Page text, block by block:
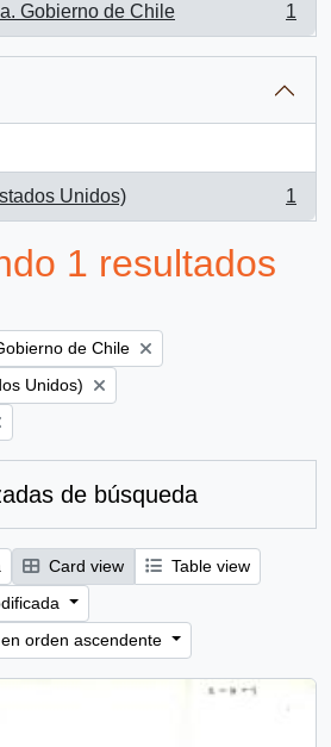
Gobierno de Chile 1
Unidos) 1
1 resultados
de Chile
Unidos)
de búsqueda
Card view
Table view
orden ascendente